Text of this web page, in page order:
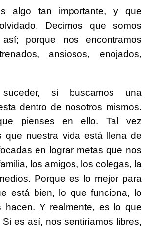
algo tan importante, y que
Decimos que somos
porque nos encontramos
ansiosos, enojados,
si buscamos una
dentro de nosotros mismos.
pienses en ello. Tal vez
que nuestra vida está llena de
en lograr metas que nos
los amigos, los colegas, la
Porque es lo mejor para
está bien, lo que funciona, lo
hacen. Y realmente, es lo que
es así, nos sentiríamos libres,